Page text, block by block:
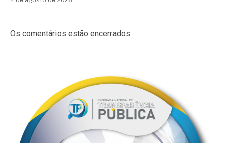
Os comentários estão encerrados.